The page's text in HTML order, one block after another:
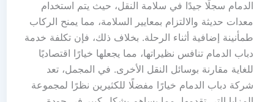
الدمام سجلًا جيدًا في سلامة النقل، حيث يتم استخدام
معدات حديثة والالتزام بمعايير السلامة، مما يمنح الركاب
طمأنينة إضافية أثناء الرحلة. بخلاف ذلك، فإن تكلفة خدمة
دباب الدمام تنافس نظيراتها، مما يجعلها خيارًا اقتصاديًا
للغاية مقارنة بوسائل النقل الأخرى. في المجمل، تعد
شركة دباب الدمام خيارًا مفضلًا للكثيرين نظرًا لمجموعة